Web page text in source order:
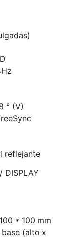
° (V)
reflejante
DISPLAY
* 100 mm
(alto x